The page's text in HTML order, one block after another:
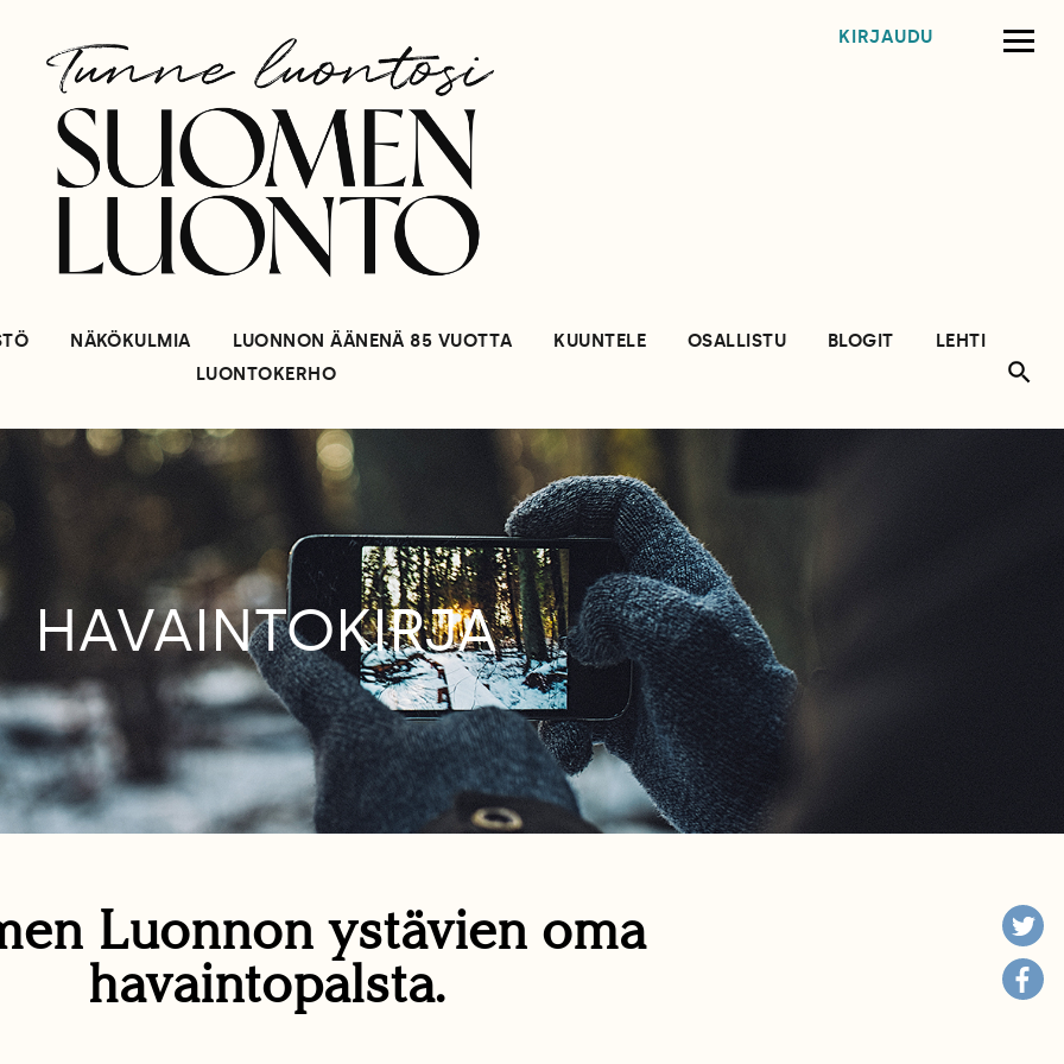
KIRJAUDU
NÄKÖKULMIA LUONNON ÄÄNENÄ 85 VUOTTA KUUNTELE OSALLISTU BLOGIT
LEHTI
LUONTOKERHO
HAVAINTOKIRJA
Luonnon ystävien oma
havaintopalsta.